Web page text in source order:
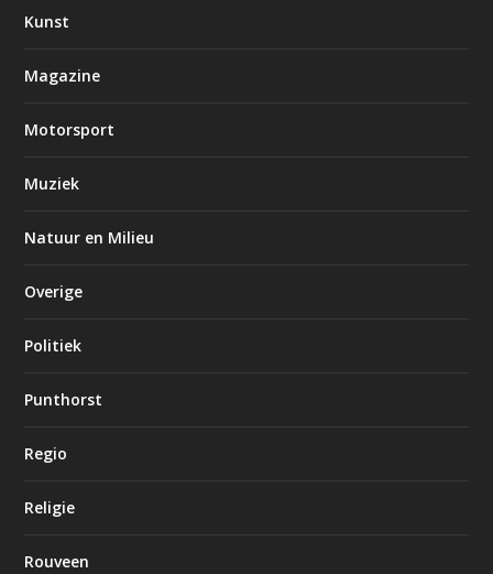
Kunst
Magazine
Motorsport
Muziek
Natuur en Milieu
Overige
Politiek
Punthorst
Regio
Religie
Rouveen